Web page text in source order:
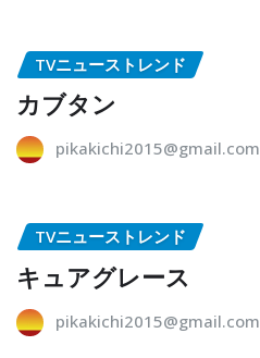
TVニューストレンド
カブタン
pikakichi2015@gmail.com
TVニューストレンド
キュアグレース
pikakichi2015@gmail.com